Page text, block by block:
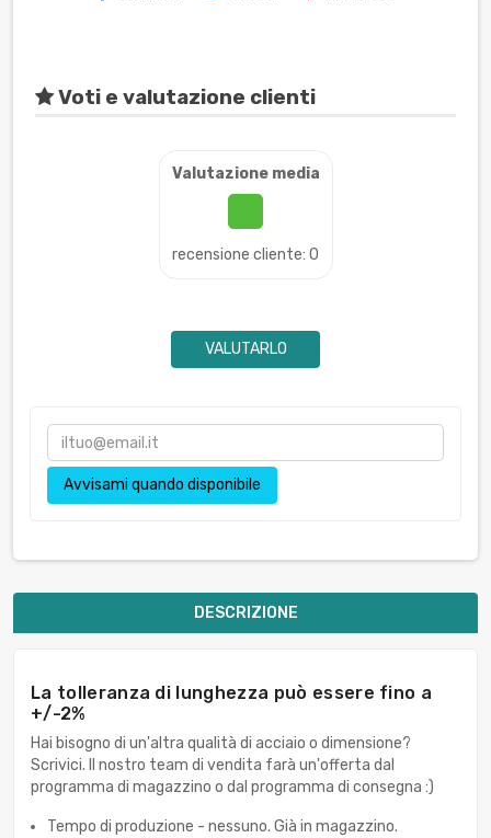
Voti e valutazione clienti
Valutazione media
recensione cliente: 0
VALUTARLO
Avvisami quando disponibile
DESCRIZIONE
La tolleranza di lunghezza può essere fino a
+/-2%
Hai bisogno di un'altra qualità di acciaio o dimensione?
Scrivici. Il nostro team di vendita farà un'offerta dal
programma di magazzino o dal programma di consegna :)
Tempo di produzione - nessuno. Già in magazzino.